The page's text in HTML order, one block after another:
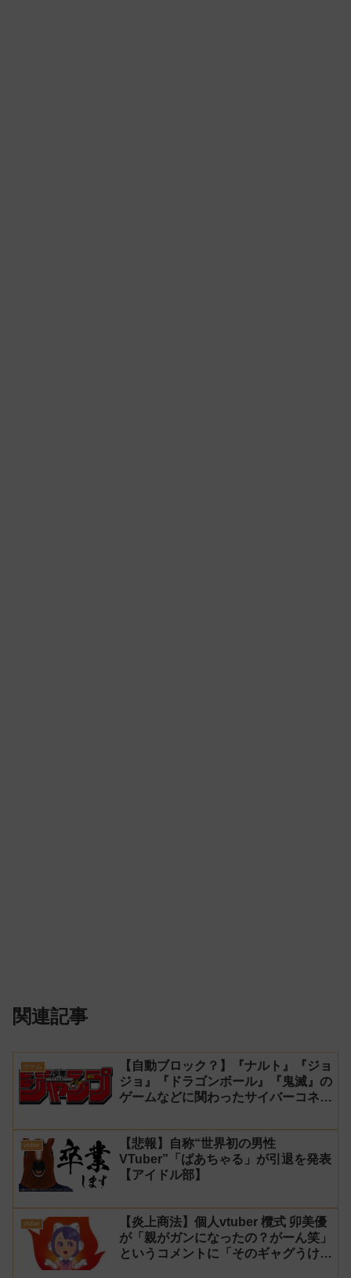
関連記事
ゲーム
【自動ブロック？】『ナルト』『ジョ
ジョ』『ドラゴンボール』『鬼滅』の
ゲームなどに関わったサイバーコネク
ブロックされてしまう
vtuber
【悲報】自称“世界初の男性
VTuber”「ばあちゃる」が引退を発表
【アイドル部】
vtuber
【炎上商法】個人vtuber 欖式 卯美優
が「親がガンになったの？がーん笑」
というコメントに「そのギャグうけ